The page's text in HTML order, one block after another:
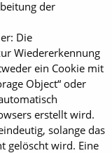
der
Die
Wiedererkennung
ein Cookie mit
Object“ oder
erstellt wird.
solange das
gelöscht wird. Eine